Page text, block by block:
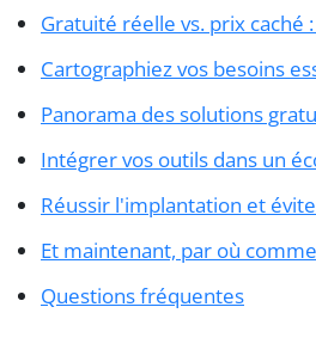
Gratuité réelle vs. prix
Cartographiez vos besoins
Panorama des solutions
Intégrer vos outils dans un
Réussir l'implantation et
Et maintenant, par où
Questions fréquentes